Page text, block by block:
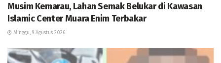
Musim Kemarau, Lahan Semak Belukar di Kawasan
Islamic Center Muara Enim Terbakar
Minggu, 9 Agustus 2026